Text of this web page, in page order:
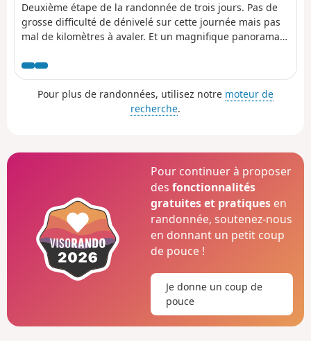
Deuxième étape de la randonnée de trois jours. Pas de
grosse difficulté de dénivelé sur cette journée mais pas
mal de kilomètres à avaler. Et un magnifique panorama
déplacement.
Pour plus de randonnées, utilisez notre moteur de
recherche.
Pour continuer à proposer
desfonctionnalités
gratuites et pratiques en
randonnée, soutenez-nous
en donnant un petit coup
de pouce !
Je donne un coup de
pouce